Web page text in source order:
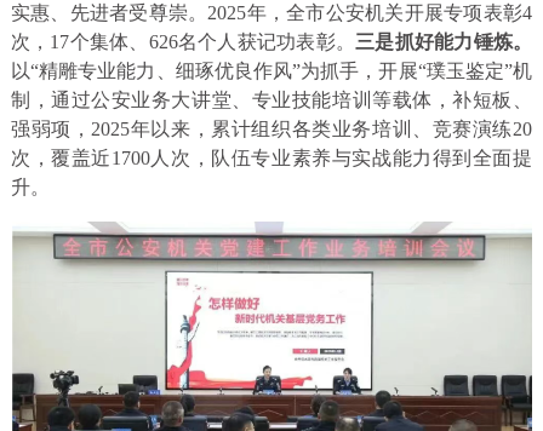
实惠、先进者受尊崇。2025年，全市公安机关开展专项表彰4
次，17个集体、626名个人获记功表彰。 三是抓好能力锤炼。
以“精雕专业能力、细琢优良作风”为抓手，开展“璞玉鉴定”机
制，通过公安业务大讲堂、专业技能培训等载体，补短板、
强弱项，2025年以来，累计组织各类业务培训、竞赛演练20
次，覆盖近1700人次，队伍专业素养与实战能力得到全面提
升。